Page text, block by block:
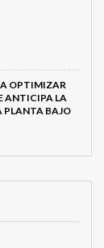
OPTIMIZAR
ANTICIPA LA
PLANTA BAJO